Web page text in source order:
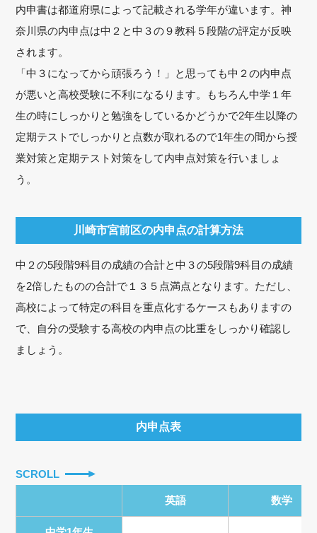
内申書は都道府県によって記載される学年が違います。神
奈川県の内申点は中２と中３の９教科５段階の評定が反映
されます。
「中３になってから頑張ろう！」と思っても中２の内申点
が悪いと高校受験に不利になるります。もちろん中学１年
生の時にしっかりと勉強をしているかどうかで2年生以降の
定期テストでしっかりと点数が取れるので1年生の間から授
業対策と定期テスト対策をして内申点対策を行いましょ
う。
川崎市宮前区の内申点の計算方法
中２の5段階9科目の成績の合計と中３の5段階9科目の成績
を2倍したものの合計で１３５点満点となります。ただし、
高校によって特定の科目を重点化するケースもありますの
で、自分の受験する高校の内申点の比重をしっかり確認し
ましょう。
内申点表
SCROLL
英語 数学